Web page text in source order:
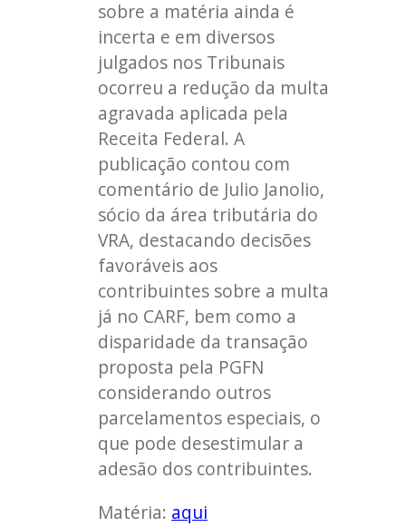
sobre a matéria ainda é
incerta e em diversos
julgados nos Tribunais
ocorreu a redução da multa
agravada aplicada pela
Receita Federal. A
publicação contou com
comentário de Julio Janolio,
sócio da área tributária do
VRA, destacando decisões
favoráveis aos
contribuintes sobre a multa
já no CARF, bem como a
disparidade da transação
proposta pela PGFN
considerando outros
parcelamentos especiais, o
que pode desestimular a
adesão dos contribuintes.
Matéria: aqui